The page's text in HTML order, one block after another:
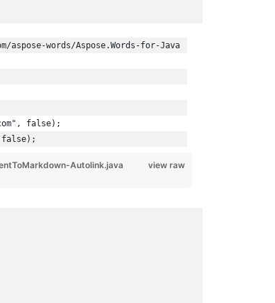
words/Aspose.Words-for-Java
false);
false);
view raw
Autolink.java